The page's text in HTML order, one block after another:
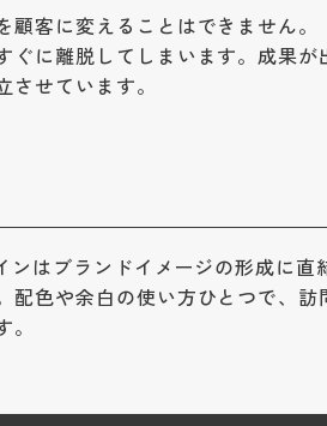
客に変えることはできません。
に離脱してしまいます。成果が
せています。
はブランドイメージの形成に直
配色や余白の使い方ひとつで、訪